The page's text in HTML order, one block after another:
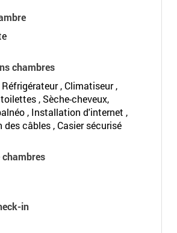
chambres
, Climatiseur ,
, Sèche-cheveux,
, Installation d'internet ,
câbles , Casier sécurisé
chambres
in